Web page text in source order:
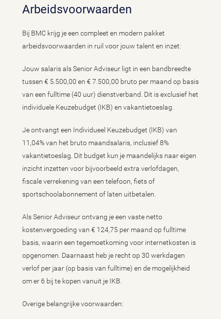
Arbeidsvoorwaarden
Bij BMC krijg je een compleet en modern pakket
arbeidsvoorwaarden in ruil voor jouw talent en inzet:
Jouw salaris als Senior Adviseur ligt in een bandbreedte
tussen € 5.500,00 en € 7.500,00 bruto per maand op basis
van een fulltime (40 uur) dienstverband. Dit is exclusief het
individuele Keuzebudget (IKB) en vakantietoeslag.
Je ontvangt een Individueel Keuzebudget (IKB) van
11,04% van het bruto maandsalaris, inclusief 8%
vakantietoeslag. Dit budget kun je maandelijks naar eigen
inzicht inzetten voor bijvoorbeeld extra verlofdagen,
fiscale verrekening van een telefoon, fiets of
sportschoolabonnement of laten uitbetalen.
Als Senior Adviseur ontvang je een vaste netto
kostenvergoeding van € 124,75 per maand op fulltime
basis, waarin een tegemoetkoming voor internetkosten is
opgenomen. Daarnaast heb je recht op 30 werkdagen
verlof per jaar (op basis van fulltime) en de mogelijkheid
om er 6 bij te kopen vanuit je IKB.
Overige belangrijke voorwaarden: